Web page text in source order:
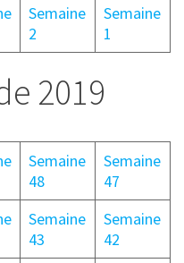
Semaine
2
Semaine
1
2019
Semaine
48
Semaine
47
Semaine
43
Semaine
42